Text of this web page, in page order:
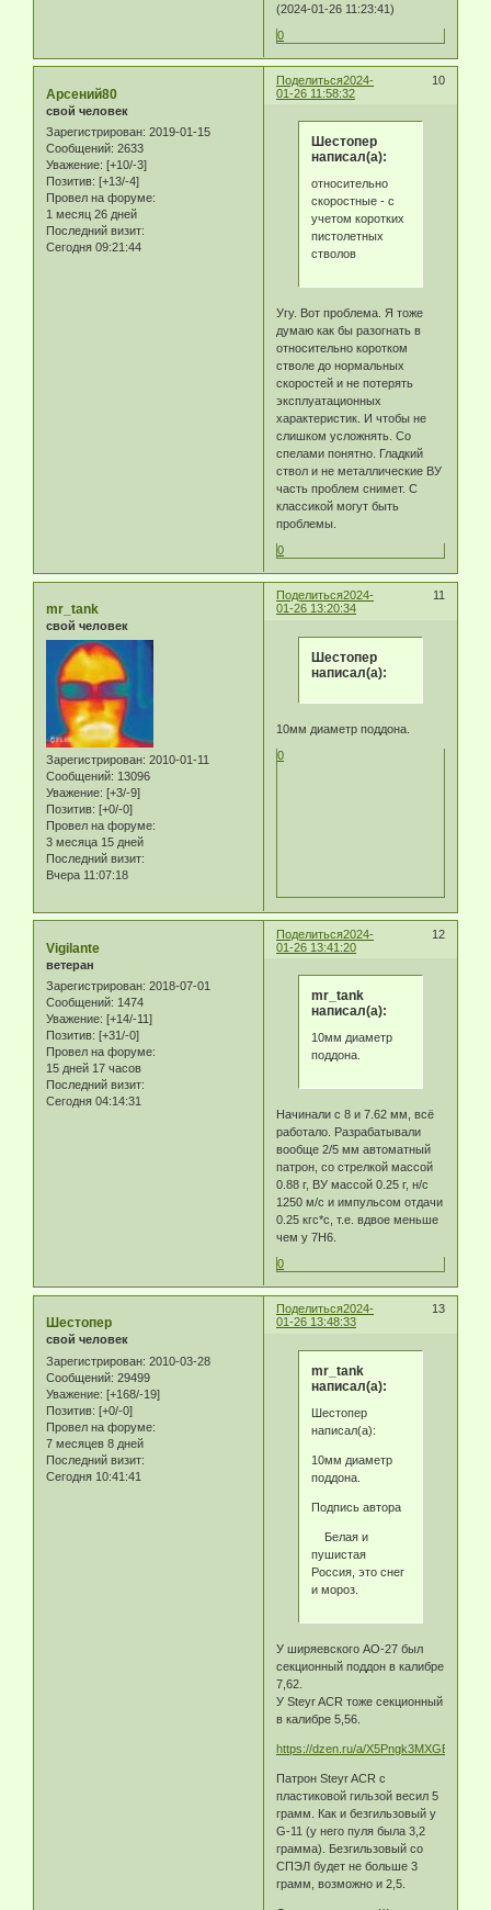
(2024-01-26 11:23:41)
0
Поделиться 10
2024-
01-26 11:58:32
Арсений80
свой человек
Зарегистрирован: 2019-01-15
Сообщений: 2633
Уважение: [+10/-3]
Позитив: [+13/-4]
Провел на форуме:
1 месяц 26 дней
Последний визит:
Сегодня 09:21:44
Шестопер
написал(а):
относительно
скоростные - с
учетом коротких
пистолетных
стволов
Угу. Вот проблема. Я тоже
думаю как бы разогнать в
относительно коротком
стволе до нормальных
скоростей и не потерять
эксплуатационных
характеристик. И чтобы не
слишком усложнять. Со
спелами понятно. Гладкий
ствол и не металлические ВУ
часть проблем снимет. С
классикой могут быть
проблемы.
0
Поделиться 11
2024-
01-26 13:20:34
mr_tank
свой человек
Зарегистрирован: 2010-01-11
Сообщений: 13096
Уважение: [+3/-9]
Позитив: [+0/-0]
Провел на форуме:
3 месяца 15 дней
Последний визит:
Вчера 11:07:18
Шестопер
написал(а):
10мм диаметр поддона.
0
Поделиться 12
2024-
01-26 13:41:20
Vigilante
ветеран
Зарегистрирован: 2018-07-01
Сообщений: 1474
Уважение: [+14/-11]
Позитив: [+31/-0]
Провел на форуме:
15 дней 17 часов
Последний визит:
Сегодня 04:14:31
mr_tank
написал(а):
10мм диаметр
поддона.
Начинали с 8 и 7.62 мм, всё
работало. Разрабатывали
вообще 2/5 мм автоматный
патрон, со стрелкой массой
0.88 г, ВУ массой 0.25 г, н/с
1250 м/с и импульсом отдачи
0.25 кгс*с, т.е. вдвое меньше
чем у 7Н6.
0
Поделиться 13
2024-
01-26 13:48:33
Шестопер
свой человек
Зарегистрирован: 2010-03-28
Сообщений: 29499
Уважение: [+168/-19]
Позитив: [+0/-0]
Провел на форуме:
7 месяцев 8 дней
Последний визит:
Сегодня 10:41:41
mr_tank
написал(а):
Шестопер
написал(а):
10мм диаметр
поддона.
Подпись автора
Белая и
пушистая
Россия, это снег
и мороз.
У ширяевского АО-27 был
секционный поддон в калибре
7,62.
У Steyr ACR тоже секционный
в калибре 5,56.
https://dzen.ru/a/X5Pngk3MXGE8Ee_X
Патрон Steyr ACR с
пластиковой гильзой весил 5
грамм. Как и безгильзовый у
G-11 (у него пуля была 3,2
грамма). Безгильзовый со
СПЭЛ будет не больше 3
грамм, возможно и 2,5.